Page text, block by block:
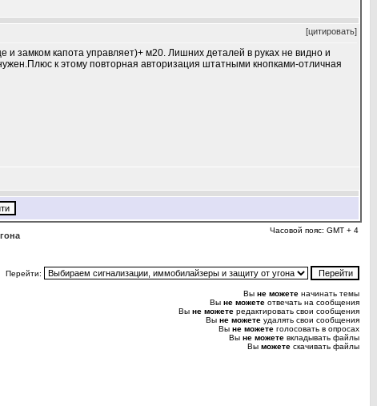
[цитировать]
замком капота управляет)+ м20. Лишних деталей в руках не видно и
к этому повторная авторизация штатными кнопками-отличная
Часовой пояс: GMT + 4
Перейти:
Вы не можете начинать темы
Вы не можете отвечать на сообщения
Вы не можете редактировать свои сообщения
Вы не можете удалять свои сообщения
Вы не можете голосовать в опросах
Вы не можете вкладывать файлы
Вы можете скачивать файлы